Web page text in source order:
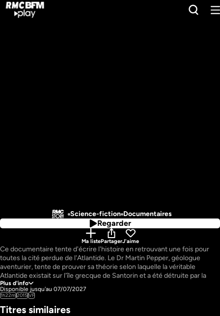
Science-fiction Documentaires
Regarder
Ma listePartagerJ'aime
Ce documentaire tente d'écrire l'histoire en retrouvant une fois pour
toutes la cité perdue de l'Atlantide. Le Dr Martin Pepper, géologue
aventurier, tente de prouver sa théorie selon laquelle la véritable
Atlantide existait sur l'île grecque de Santorin et a été détruite par la
Pays : GB
Plus d'info
Disponible jusqu'au 07/07/2027
1h22m2015VF
Titres similaires